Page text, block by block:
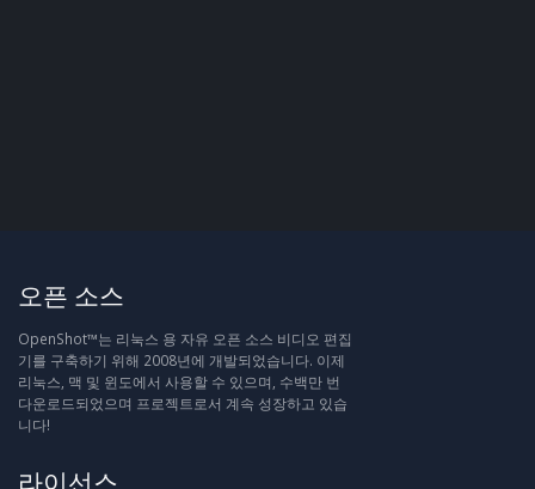
오픈 소스
OpenShot™는 리눅스 용 자유 오픈 소스 비디오 편집
기를 구축하기 위해 2008년에 개발되었습니다. 이제
리눅스, 맥 및 윈도에서 사용할 수 있으며, 수백만 번
다운로드되었으며 프로젝트로서 계속 성장하고 있습
니다!
라이선스